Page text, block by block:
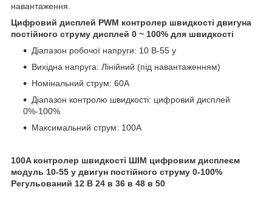
навантаження.
Цифровий дисплей PWM контролер швидкості двигуна
постійного струму дисплей 0 ~ 100% для швидкості
Діапазон робочої напруги: 10 В-55 у
Вихідна напруга: Лінійний (під навантаженням)
Номінальний струм: 60А
Діапазон контролю швидкості: цифровий дисплей
0%-100%
Максимальний струм: 100А
100A контролер швидкості ШІМ цифровим дисплеєм
модуль 10-55 у двигун постійного струму 0-100%
Регульований 12 В 24 в 36 в 48 в 50